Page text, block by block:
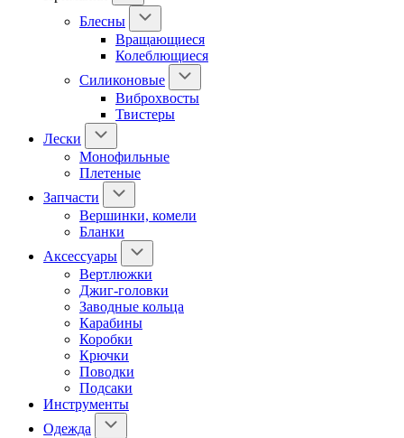
Блесны
Вращающиеся
Колеблющиеся
Силиконовые
Виброхвосты
Твистеры
Лески
Монофильные
Плетеные
Запчасти
Вершинки, комели
Бланки
Аксессуары
Вертлюжки
Джиг-головки
Заводные кольца
Карабины
Коробки
Крючки
Поводки
Подсаки
Инструменты
Одежда